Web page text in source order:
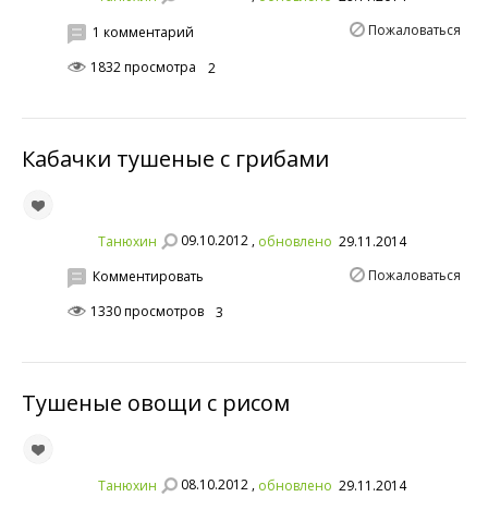
Пожаловаться
1 комментарий
1832 просмотра
2
Кабачки тушеные с грибами
Танюхин 09.10.2012 , обновлено 29.11.2014
Пожаловаться
Комментировать
1330 просмотров
3
Тушеные овощи с рисом
Танюхин 08.10.2012 , обновлено 29.11.2014